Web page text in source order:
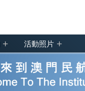
+ 活動照片 +